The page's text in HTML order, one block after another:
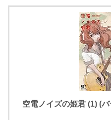
空電ノイズの姫君 (1) (